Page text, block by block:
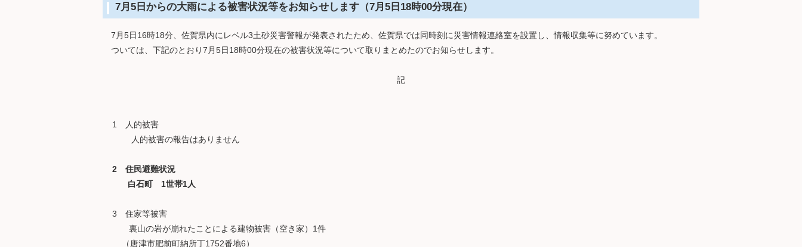
7月5日からの大雨による被害状況等をお知らせします（7月5日18時00分現在）
7月5日16時18分、佐賀県内にレベル3土砂災害警報が発表されたため、佐賀県では同時刻に災害情報連絡室を設置し、情報収集等に努めています。
ついては、下記のとおり7月5日18時00分現在の被害状況等について取りまとめたのでお知らせします。
記
1 人的被害
人的被害の報告はありません
2 住民避難状況
白石町 1世帯1人
3 住家等被害
裏山の岩が崩れたことによる建物被害（空き家）1件
（唐津市肥前町納所丁1752番地6）